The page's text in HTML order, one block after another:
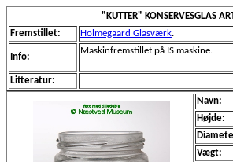
"KUTTER" KONSERVESGLAS
Fremstillet:
Holmegaard Glasværk.
Info:
Maskinfremstillet på IS maskine.
Litteratur:
Navn:
Højde:
Vægt: